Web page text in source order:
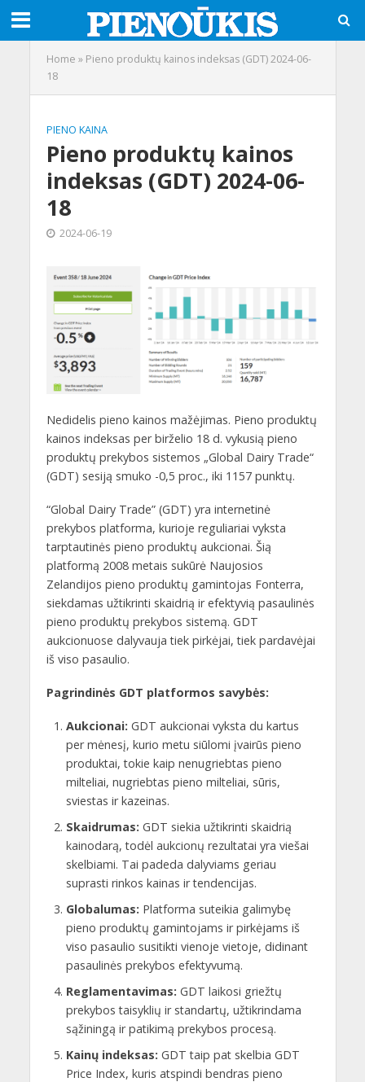
Home » Pieno produktų kainos indeksas (GDT) 2024-06-
18
PIENO KAINA
Pieno produktų kainos
indeksas (GDT) 2024-06-
18
2024-06-19
Nedidelis pieno kainos mažėjimas. Pieno produktų
kainos indeksas per birželio 18 d. vykusią pieno
produktų prekybos sistemos „Global Dairy Trade“
(GDT) sesiją smuko -0,5 proc., iki 1157 punktų.
“Global Dairy Trade” (GDT) yra internetinė
prekybos platforma, kurioje reguliariai vyksta
tarptautinės pieno produktų aukcionai. Šią
platformą 2008 metais sukūrė Naujosios
Zelandijos pieno produktų gamintojas Fonterra,
siekdamas užtikrinti skaidrią ir efektyvią pasaulinės
pieno produktų prekybos sistemą. GDT
aukcionuose dalyvauja tiek pirkėjai, tiek pardavėjai
iš viso pasaulio.
Pagrindinės GDT platformos savybės:
Aukcionai: GDT aukcionai vyksta du kartus
per mėnesį, kurio metu siūlomi įvairūs pieno
produktai, tokie kaip nenugriebtas pieno
milteliai, nugriebtas pieno milteliai, sūris,
sviestas ir kazeinas.
Skaidrumas: GDT siekia užtikrinti skaidrią
kainodarą, todėl aukcionų rezultatai yra viešai
skelbiami. Tai padeda dalyviams geriau
suprasti rinkos kainas ir tendencijas.
Globalumas: Platforma suteikia galimybę
pieno produktų gamintojams ir pirkėjams iš
viso pasaulio susitikti vienoje vietoje, didinant
pasaulinės prekybos efektyvumą.
Reglamentavimas: GDT laikosi griežtų
prekybos taisyklių ir standartų, užtikrindama
sąžiningą ir patikimą prekybos procesą.
Kainų indeksas: GDT taip pat skelbia GDT
Price Index, kuris atspindi bendras pieno